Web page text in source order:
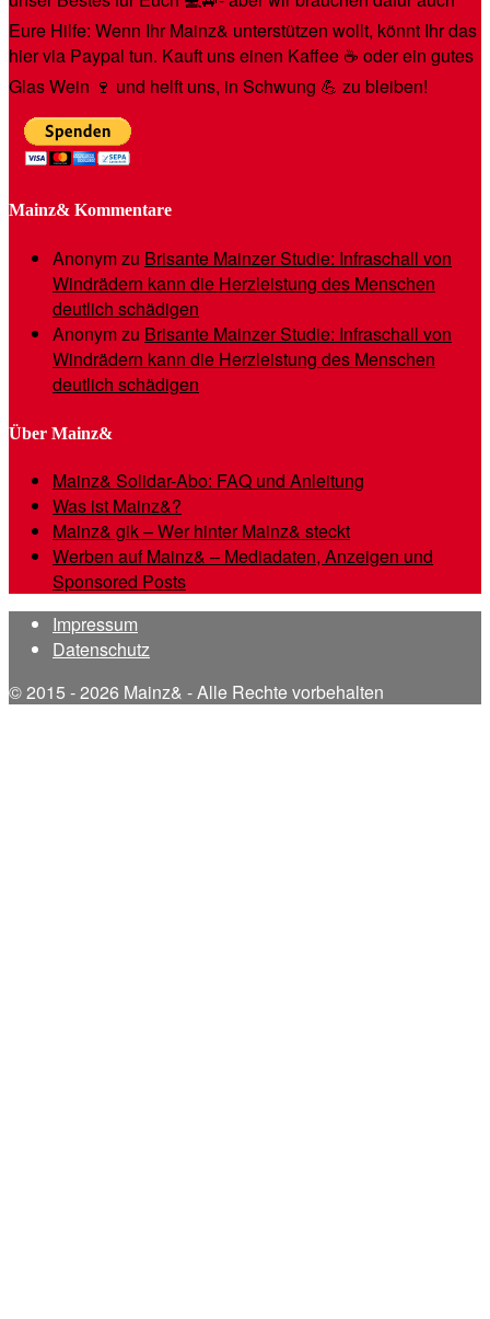
Eure Hilfe: Wenn Ihr Mainz& unterstützen wollt, könnt Ihr das
hier via Paypal tun. Kauft uns einen Kaffee ☕️ oder ein gutes
Glas Wein 🍷 und helft uns, in Schwung 💪 zu bleiben!
Mainz& Kommentare
Anonymzu Brisante Mainzer Studie: Infraschall von
Windrädern kann die Herzleistung des Menschen
deutlich schädigen
Anonymzu Brisante Mainzer Studie: Infraschall von
Windrädern kann die Herzleistung des Menschen
deutlich schädigen
Über Mainz&
Mainz& Solidar-Abo: FAQ und Anleitung
Was ist Mainz&?
Mainz& gik – Wer hinter Mainz& steckt
Werben auf Mainz& – Mediadaten, Anzeigen und
Sponsored Posts
Impressum
Datenschutz
© 2015 - 2026 Mainz& - Alle Rechte vorbehalten